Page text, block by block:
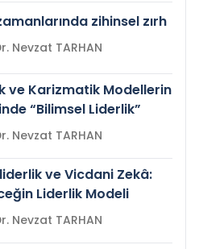
zihinsel zırh
Prof.Dr. Nevzat TARHAN
ve Karizmatik Modellerin
“Bilimsel Liderlik”
Prof.Dr. Nevzat TARHAN
ve Vicdani Zekâ:
Liderlik Modeli
Prof.Dr. Nevzat TARHAN